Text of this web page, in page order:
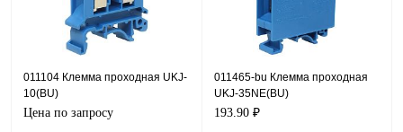
011104 Клемма проходная UKJ-
10(BU)
Цена по запросу
011465-bu Клемма проходная
UKJ-35NE(BU)
193.90 ₽